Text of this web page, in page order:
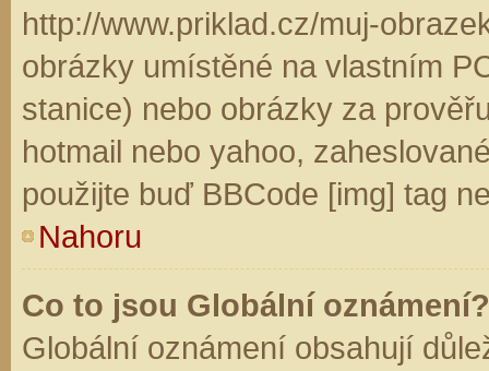
http://www.priklad.cz/muj-
obrázky umístěné na vlastním
stanice) nebo obrázky za
hotmail nebo yahoo,
použijte buď BBCode [img] tag
Nahoru
Co to jsou Globální oznámení?
Globální oznámení obsahují